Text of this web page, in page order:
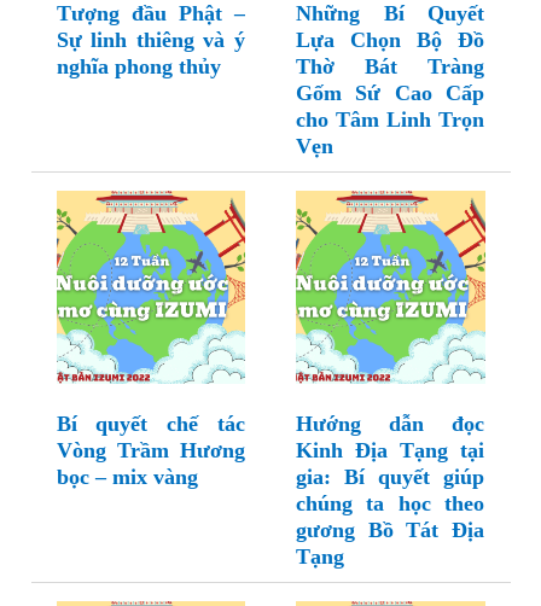
Tượng đầu Phật –
Sự linh thiêng và ý
nghĩa phong thủy
Những Bí Quyết
Lựa Chọn Bộ Đồ
Thờ Bát Tràng
Gốm Sứ Cao Cấp
cho Tâm Linh Trọn
Vẹn
Bí quyết chế tác
Vòng Trầm Hương
bọc – mix vàng
Hướng dẫn đọc
Kinh Địa Tạng tại
gia: Bí quyết giúp
chúng ta học theo
gương Bồ Tát Địa
Tạng